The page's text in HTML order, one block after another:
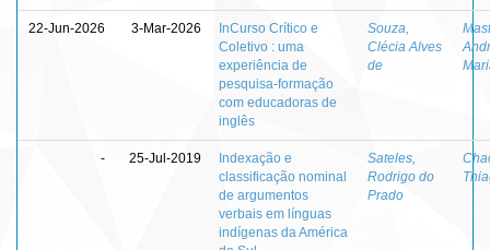
22-Jun-2026 3-Mar-2026
InCurso Crítico e
Coletivo : uma
experiência de
pesquisa-formação
com educadoras de
inglês
Souza,
Clécia Alves
de
- 25-Jul-2019
Indexação e
classificação nominal
de argumentos
verbais em línguas
indígenas da América
Sateles,
Rodrigo do
Prado